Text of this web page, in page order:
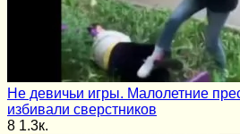
Не девичьи игры. Малолетние
избивали сверстников
8 1.3к.